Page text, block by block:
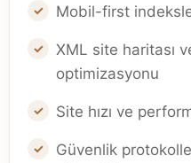
Mobil-first
XML site haritası
optimizasyonu
Site hızı ve
Güvenlik